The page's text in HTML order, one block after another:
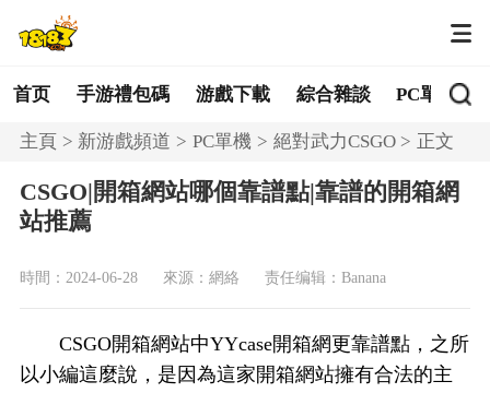
首页 手游禮包碼 游戲下載 綜合雜談 PC單機
主頁 新游戲頻道 PC單機 絕對武力CSGO 正文
CSGO|開箱網站哪個靠譜點|靠譜的開箱網
站推薦
時間：2024-06-28 來源：網絡 责任编辑：Banana
CSGO開箱網站中YYcase開箱網更靠譜點，之所
以小編這麼說，是因為這家開箱網站擁有合法的主